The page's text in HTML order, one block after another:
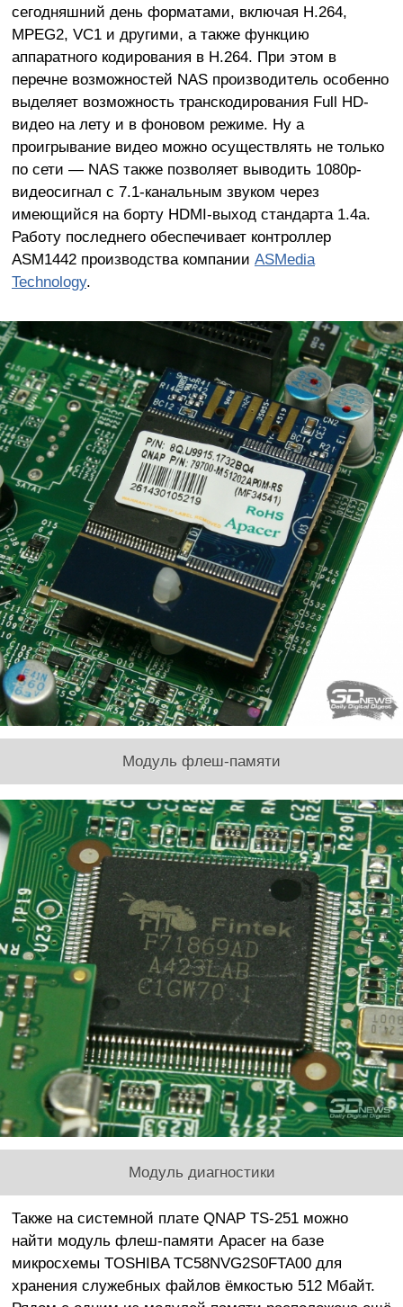
сегодняшний день форматами, включая H.264,
MPEG2, VC1 и другими, а также функцию
аппаратного кодирования в H.264. При этом в
перечне возможностей NAS производитель особенно
выделяет возможность транскодирования Full HD-
видео на лету и в фоновом режиме. Ну а
проигрывание видео можно осуществлять не только
по сети — NAS также позволяет выводить 1080p-
видеосигнал с 7.1-канальным звуком через
имеющийся на борту HDMI-выход стандарта 1.4a.
Работу последнего обеспечивает контроллер
ASM1442 производства компании ASMedia
Technology.
Модуль флеш-памяти
Модуль диагностики
Также на системной плате QNAP TS-251 можно
найти модуль флеш-памяти Apacer на базе
микросхемы TOSHIBA TC58NVG2S0FTA00 для
хранения служебных файлов ёмкостью 512 Мбайт.